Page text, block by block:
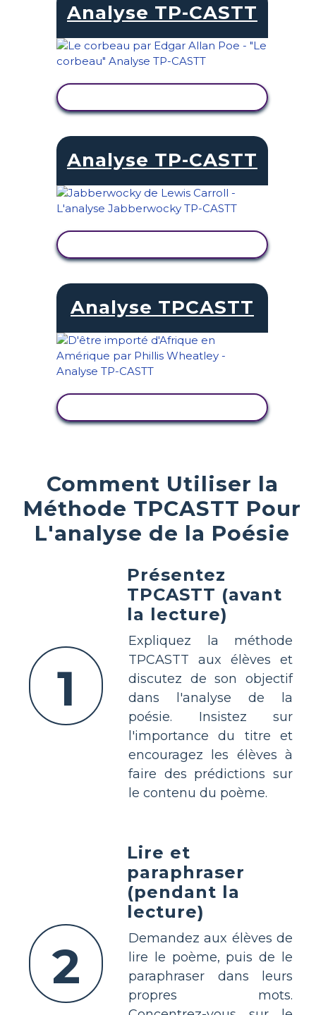
Analyse TP-CASTT
Analyse TP-CASTT
Analyse TPCASTT
Comment Utiliser la
Méthode TPCASTT Pour
L'analyse de la Poésie
1
Présentez
TPCASTT (avant
la lecture)
Expliquez la méthode
TPCASTT aux élèves et
discutez de son objectif
dans l'analyse de la
poésie. Insistez sur
l'importance du titre et
encouragez les élèves à
faire des prédictions sur
le contenu du poème.
2
Lire et
paraphraser
(pendant la
lecture)
Demandez aux élèves de
lire le poème, puis de le
paraphraser dans leurs
propres mots.